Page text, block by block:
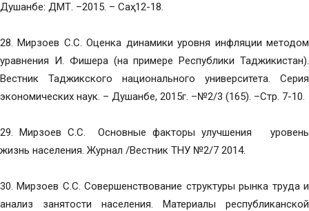
Душанбе: ДМТ. –2015. – Саҳ. 12-18.
28. Мирзоев С.С. Оценка динамики уровня инфляции методом
уравнения И. Фишера (на примере Республики Таджикистан).
Вестник Таджикского национального университета. Серия
экономических наук. – Душанбе, 2015г. –№2/3 (165). –Стр. 7-10.
29. Мирзоев С.С. Основные факторы улучшения уровень
жизнь населения. Журнал /Вестник ТНУ №2/7 2014.
30. Мирзоев С.С. Совершенствование структуры рынка труда и
анализ занятости населения. Материалы республиканской